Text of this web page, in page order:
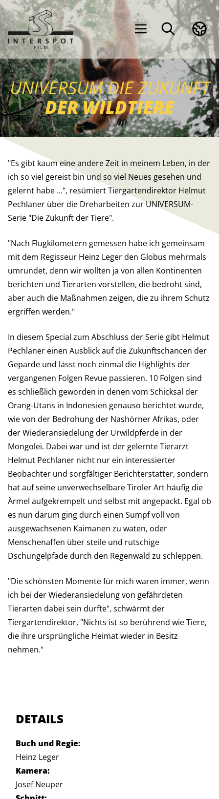
UNIVERSUM DIE ZUKUNFT
DER WILDTIERE
"Es gibt kaum eine andere Zeit in meinem Leben, in der
ich so viel gereist bin und so viel Neues gesehen und
gelernt habe ...", resümiert Tiergartendirektor Helmut
Pechlaner über die Dreharbeiten zur UNIVERSUM-
Serie "Die Zukunft der Tiere".
"Nach Flugkilometern gemessen habe ich gemeinsam
mit dem Regisseur Heinz Leger den Globus mehrmals
umrundet, denn wir wollten ja von allen Kontinenten
berichten und Tierarten vorstellen, die bedroht sind,
aber auch die Maßnahmen zeigen, die zu ihrem Schutz
ergriffen werden."
In diesem Special zum Abschluss der Serie gibt Helmut
Pechlaner einen Ausblick auf die Zukunftschancen der
Geparde und lässt noch einmal die Highlights der
vergangenen Folgen Revue passieren. 10 Folgen sind
es schließlich geworden in denen vom Schicksal der
Orang-Utans in Indonesien genauso berichtet wurde,
wie von der Bedrohung der Nashörner Afrikas, oder
der Wiederansiedelung der Urwildpferde in der
Mongolei. Dabei war und ist der gelernte Tierarzt
Helmut Pechlaner nicht nur ein interessierter
Beobachter und sorgfältiger Berichterstatter, sondern
hat auf seine unverwechselbare Tiroler Art häufig die
Ärmel aufgekrempelt und selbst mit angepackt. Egal ob
es nun darum ging durch einen Sumpf voll von
ausgewachsenen Kaimanen zu waten, oder
Menschenaffen über steile und rutschige
Dschungelpfade durch den Regenwald zu schleppen.
"Die schönsten Momente für mich waren immer, wenn
ich bei der Wiederansiedelung von gefährdeten
Tierarten dabei sein durfte", schwärmt der
Tiergartendirektor, "Nichts ist so berührend wie Tiere,
die ihre ursprüngliche Heimat wieder in Besitz
nehmen."
DETAILS
Buch und Regie:
Heinz Leger
Kamera:
Josef Neuper